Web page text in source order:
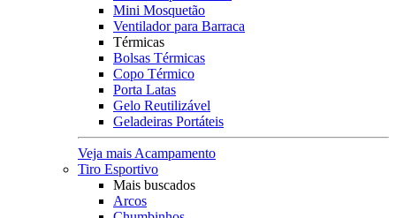
Mini Mosquetão
Ventilador para Barraca
Térmicas
Bolsas Térmicas
Copo Térmico
Porta Latas
Gelo Reutilizável
Geladeiras Portáteis
Veja mais Acampamento
Tiro Esportivo
Mais buscados
Arcos